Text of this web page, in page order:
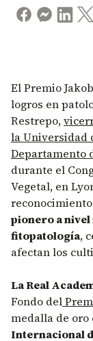
El Premio
logros en
Restrepo,
la Universidad
Departamento
durante el
Vegetal, en
reconocimiento
pionero a
fitopatología,
afectan los
La Real
Fondo del
medalla de oro
Internacional